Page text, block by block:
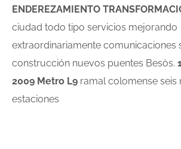
ENDEREZAMIENTO
ciudad todo tipo servicios mejorando
extraordinariamente comunicaciones
construcción nuevos puentes Besòs.
2009 Metro L9 ramal colomense seis
estaciones